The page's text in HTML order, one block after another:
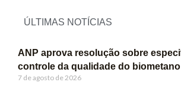
ÚLTIMAS NOTÍCIAS
ANP aprova resolução sobre
controle da qualidade do biometano
7 de agosto de 2026